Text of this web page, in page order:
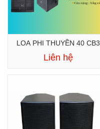
LOA PHI THUYỀN 40 CB3
Liên hệ